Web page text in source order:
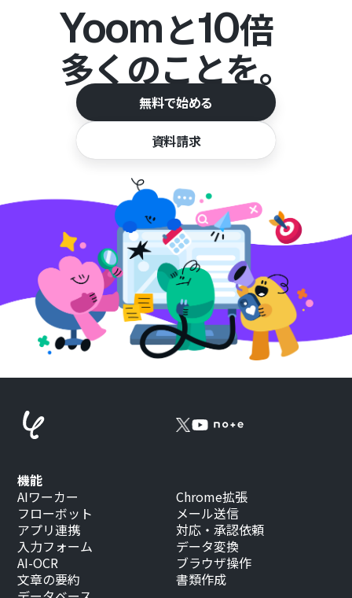
Yoomと10倍
多くのことを。
無料で始める
資料請求
機能
AIワーカー
フローボット
アプリ連携
入力フォーム
AI-OCR
文章の要約
Chrome拡張
メール送信
対応・承認依頼
データ変換
ブラウザ操作
書類作成